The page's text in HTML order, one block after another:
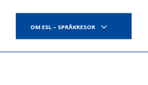
main
content
OM ESL – SPRÅKRESOR